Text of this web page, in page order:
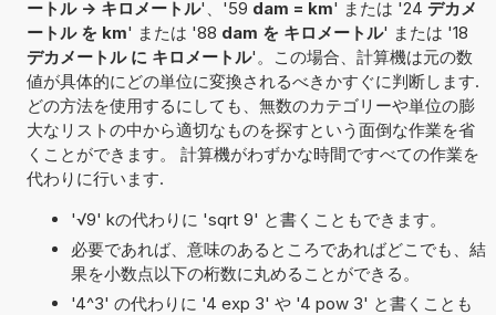
ートル -> キロメートル'、'59 dam = km' または '24 デカメ
ートル を km' または '88 dam を キロメートル' または '18
デカメートル に キロメートル'。この場合、計算機は元の数
値が具体的にどの単位に変換されるべきかすぐに判断します.
どの方法を使用するにしても、無数のカテゴリーや単位の膨
大なリストの中から適切なものを探すという面倒な作業を省
くことができます。 計算機がわずかな時間ですべての作業を
代わりに行います.
'√9' kの代わりに 'sqrt 9' と書くこともできます。
必要であれば、意味のあるところであればどこでも、結
果を小数点以下の桁数に丸めることができる。
'4^3' の代わりに '4 exp 3' や '4 pow 3' と書くことも